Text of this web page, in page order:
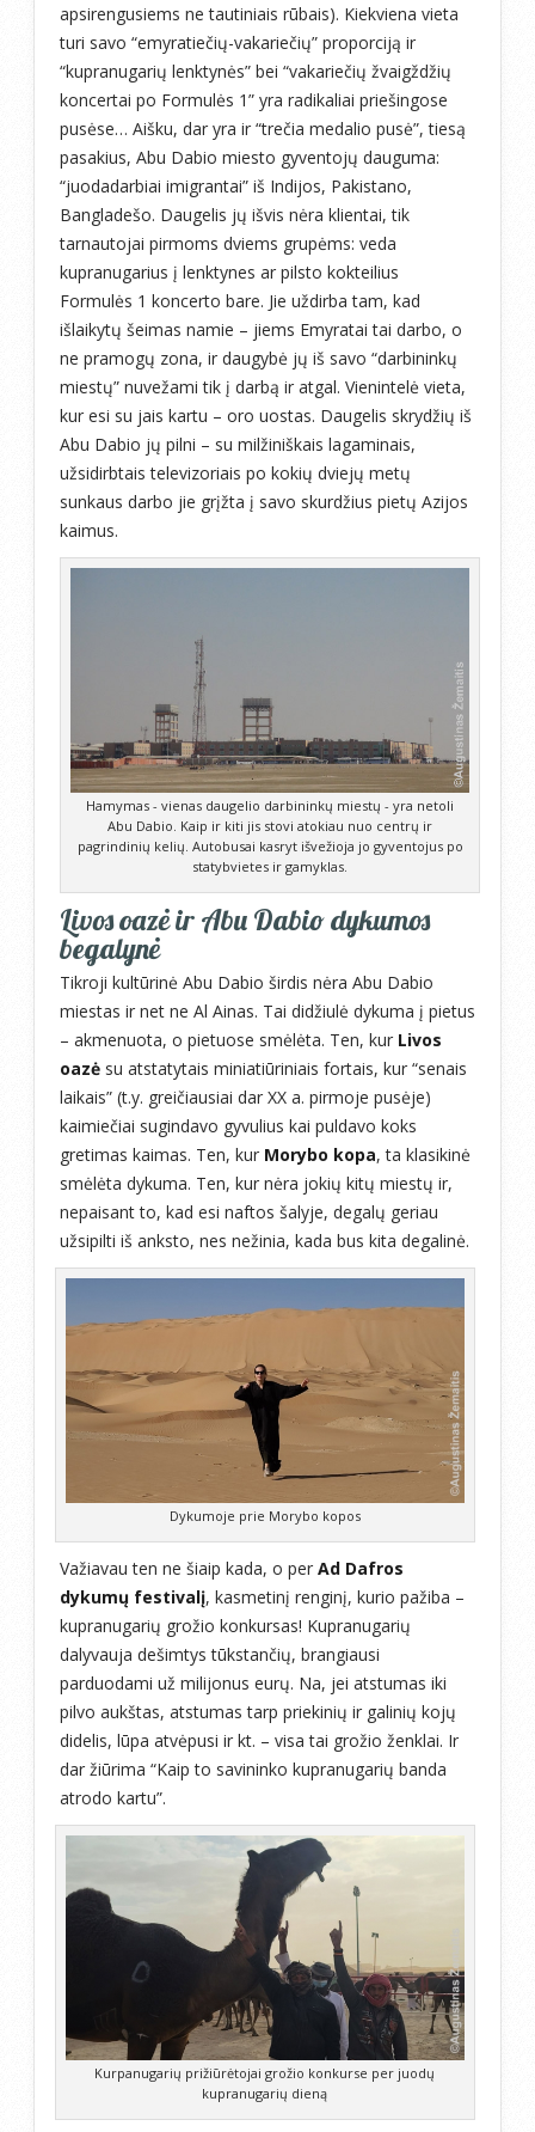
apsirengusiems ne tautiniais rūbais). Kiekviena vieta
turi savo “emyratiečių-vakariečių” proporciją ir
“kupranugarių lenktynės” bei “vakariečių žvaigždžių
koncertai po Formulės 1” yra radikaliai priešingose
pusėse… Aišku, dar yra ir “trečia medalio pusė”, tiesą
pasakius, Abu Dabio miesto gyventojų dauguma:
“juodadarbiai imigrantai” iš Indijos, Pakistano,
Bangladešo. Daugelis jų išvis nėra klientai, tik
tarnautojai pirmoms dviems grupėms: veda
kupranugarius į lenktynes ar pilsto kokteilius
Formulės 1 koncerto bare. Jie uždirba tam, kad
išlaikytų šeimas namie – jiems Emyratai tai darbo, o
ne pramogų zona, ir daugybė jų iš savo “darbininkų
miestų” nuvežami tik į darbą ir atgal. Vienintelė vieta,
kur esi su jais kartu – oro uostas. Daugelis skrydžių iš
Abu Dabio jų pilni – su milžiniškais lagaminais,
užsidirbtais televizoriais po kokių dviejų metų
sunkaus darbo jie grįžta į savo skurdžius pietų Azijos
kaimus.
Hamymas - vienas daugelio darbininkų miestų - yra netoli
Abu Dabio. Kaip ir kiti jis stovi atokiau nuo centrų ir
pagrindinių kelių. Autobusai kasryt išvežioja jo gyventojus po
statybvietes ir gamyklas.
Livos oazė ir Abu Dabio dykumos
begalynė
Tikroji kultūrinė Abu Dabio širdis nėra Abu Dabio
miestas ir net ne Al Ainas. Tai didžiulė dykuma į pietus
– akmenuota, o pietuose smėlėta. Ten, kur Livos
oazė su atstatytais miniatiūriniais fortais, kur “senais
laikais” (t.y. greičiausiai dar XX a. pirmoje pusėje)
kaimiečiai sugindavo gyvulius kai puldavo koks
gretimas kaimas. Ten, kur Morybo kopa, ta klasikinė
smėlėta dykuma. Ten, kur nėra jokių kitų miestų ir,
nepaisant to, kad esi naftos šalyje, degalų geriau
užsipilti iš anksto, nes nežinia, kada bus kita degalinė.
Dykumoje prie Morybo kopos
Važiavau ten ne šiaip kada, o per Ad Dafros
dykumų festivalį, kasmetinį renginį, kurio pažiba –
kupranugarių grožio konkursas! Kupranugarių
dalyvauja dešimtys tūkstančių, brangiausi
parduodami už milijonus eurų. Na, jei atstumas iki
pilvo aukštas, atstumas tarp priekinių ir galinių kojų
didelis, lūpa atvėpusi ir kt. – visa tai grožio ženklai. Ir
dar žiūrima “Kaip to savininko kupranugarių banda
atrodo kartu”.
Kurpanugarių prižiūrėtojai grožio konkurse per juodų
kupranugarių dieną